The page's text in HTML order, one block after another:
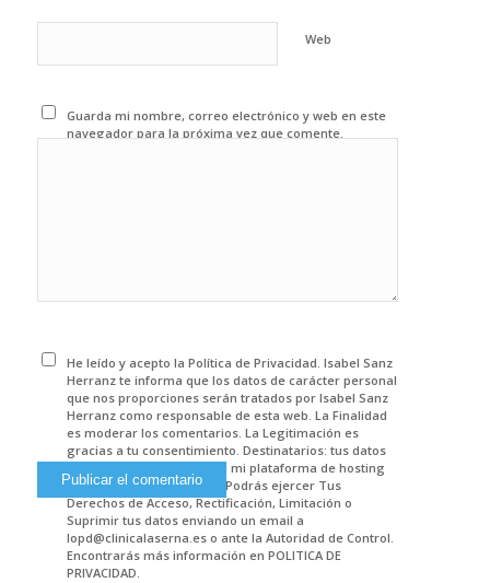
Web
Guarda mi nombre, correo electrónico y web en este
navegador para la próxima vez que comente.
He leído y acepto la Política de Privacidad. Isabel Sanz
Herranz te informa que los datos de carácter personal
que nos proporciones serán tratados por Isabel Sanz
Herranz como responsable de esta web. La Finalidad
es moderar los comentarios. La Legitimación es
gracias a tu consentimiento. Destinatarios: tus datos
se encuentran alojados en mi plataforma de hosting
en propiedad de MAINSIP. Podrás ejercer Tus
Derechos de Acceso, Rectificación, Limitación o
Suprimir tus datos enviando un email a
lopd@clinicalaserna.es o ante la Autoridad de Control.
Encontrarás más información en POLITICA DE
PRIVACIDAD.